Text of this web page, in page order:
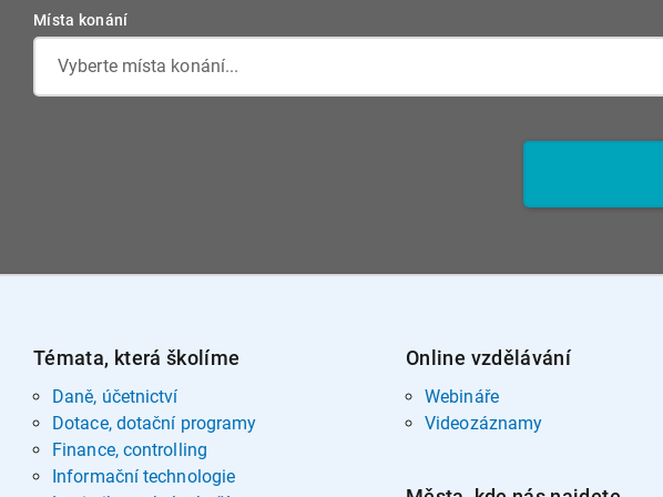
Místa konání
Vyberte místa konání...
Témata, která školíme
Daně, účetnictví
Dotace, dotační programy
Finance, controlling
Informační technologie
Online vzdělávání
Webináře
Videozáznamy